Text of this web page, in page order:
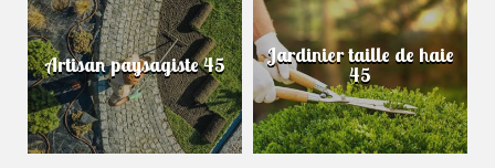
Artisan paysagiste 45 Jardinier taille de haie
45